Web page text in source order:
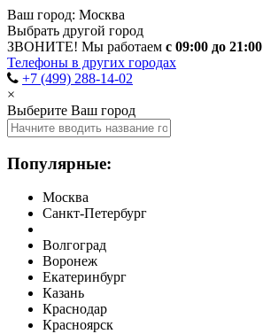
Ваш город: Москва
Выбрать другой город
ЗВОНИТЕ! Мы работаем с 09:00 до 21:00
Телефоны в других городах
+7 (499) 288-14-02
×
Выберите Ваш город
Популярные:
Москва
Санкт-Петербург
Волгоград
Воронеж
Екатеринбург
Казань
Краснодар
Красноярск